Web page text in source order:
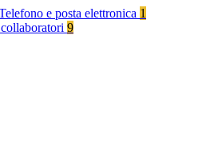
e posta elettronica 1
9